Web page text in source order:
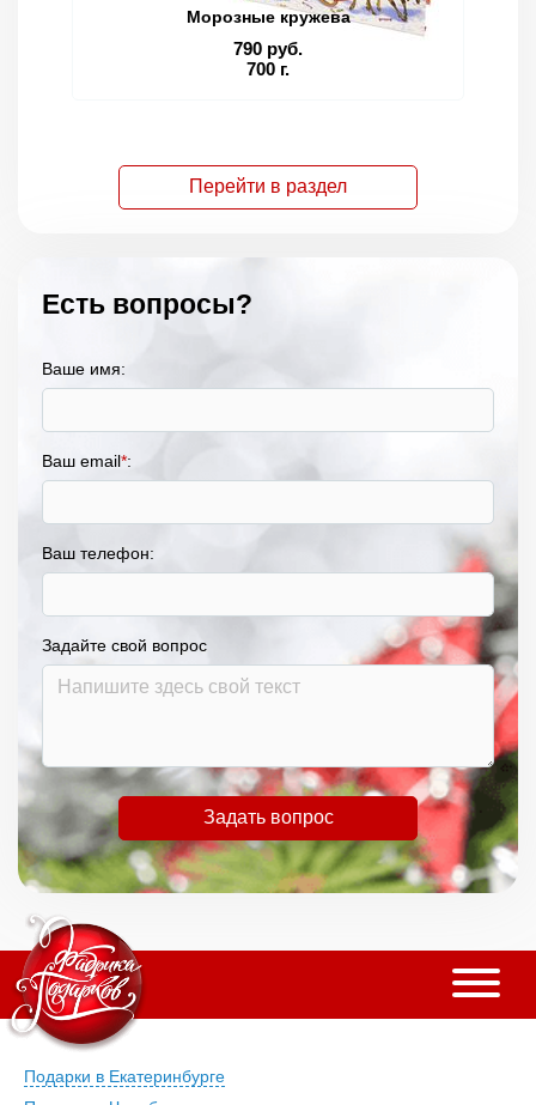
Морозные кружева
790 руб.
700 г.
Перейти в раздел
Есть вопросы?
Ваше имя:
Ваш email*:
Ваш телефон:
Задайте свой вопрос
Задать вопрос
Подарки в Екатеринбурге